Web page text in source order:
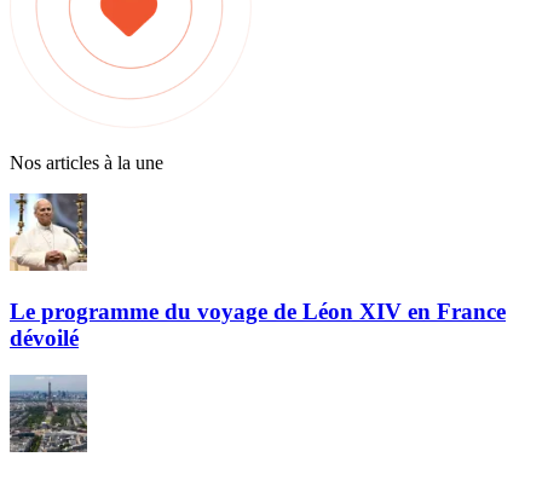
Nos articles à la une
Le programme du voyage de Léon XIV en France
dévoilé